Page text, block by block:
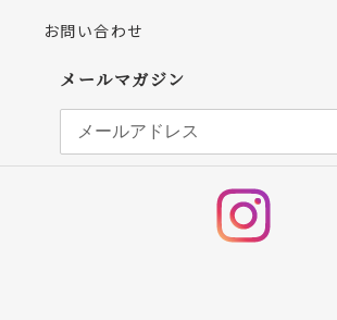
お問い合わせ
メールマガジン